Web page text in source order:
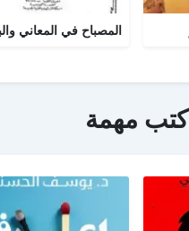
كتب مهمة